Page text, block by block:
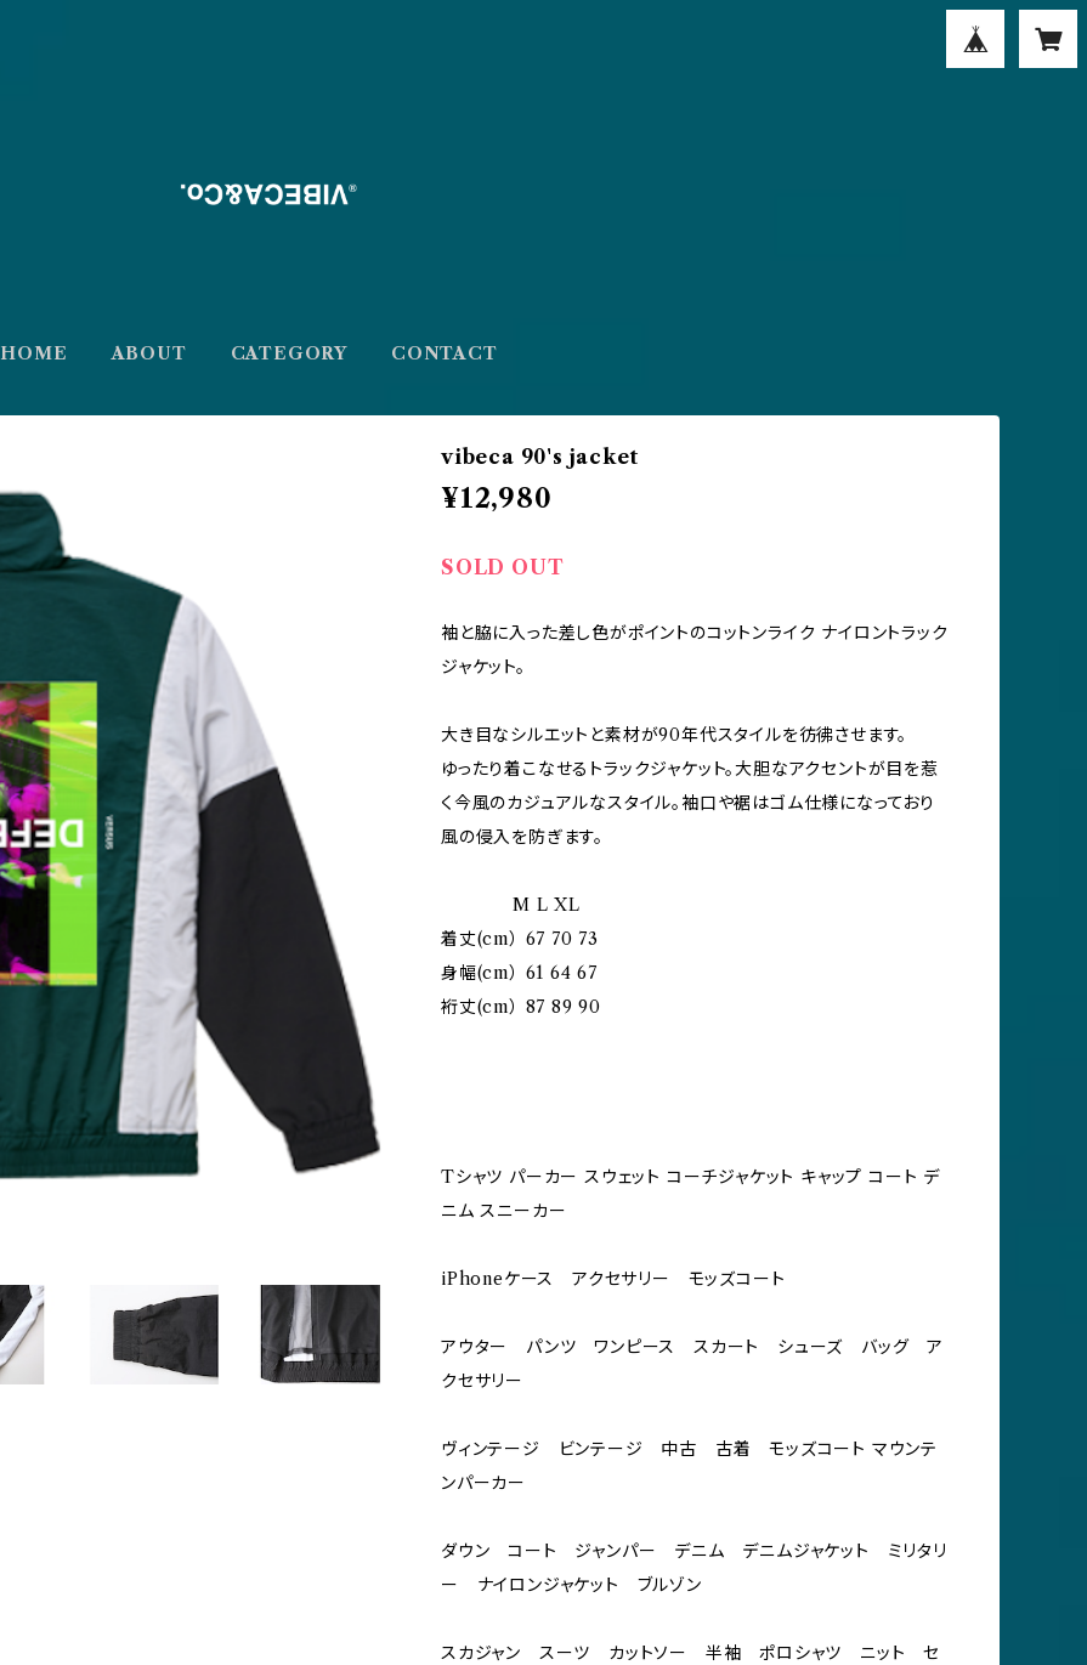
HOME ABOUT CATEGORY CONTACT
vibeca 90's jacket
¥12,980
SOLD OUT
袖と脇に入った差し色がポイントのコットンライク ナイロントラック
ジャケット。
大き目なシルエットと素材が90年代スタイルを彷彿させます。
ゆったり着こなせるトラックジャケット。大胆なアクセントが目を惹
く今風のカジュアルなスタイル。袖口や裾はゴム仕様になっており
風の侵入を防ぎます。
M L XL
着丈(cm） 67 70 73
身幅(cm） 61 64 67
裄丈(cm） 87 89 90
Tシャツ パーカー スウェット コーチジャケット キャップ コート デ
ニム スニーカー
iPhoneケース アクセサリー モッズコート
アウター パンツ ワンピース スカート シューズ バッグ ア
クセサリー
ヴィンテージ ビンテージ 中古 古着 モッズコート マウンテ
ンパーカー
ダウン コート ジャンパー デニム デニムジャケット ミリタリ
ー ナイロンジャケット ブルゾン
スカジャン スーツ カットソー 半袖 ポロシャツ ニット セ